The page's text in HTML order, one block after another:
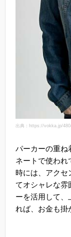
出典：https://vokka.jp/
パーカーの重ね
ネートで使われ
時には、アクセ
てオシャレな雰
ーを活用して、
れば、お金も掛